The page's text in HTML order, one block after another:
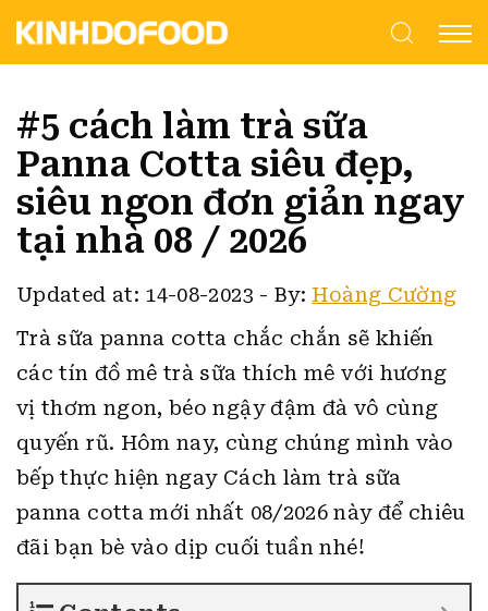
#5 cách làm trà sữa
Panna Cotta siêu đẹp,
siêu ngon đơn giản ngay
tại nhà 08 / 2026
Updated at: 14-08-2023 -By: Hoàng Cường
Trà sữa panna cotta chắc chắn sẽ khiến
các tín đồ mê trà sữa thích mê với hương
vị thơm ngon, béo ngậy đậm đà vô cùng
quyến rũ. Hôm nay, cùng chúng mình vào
bếp thực hiện ngay Cách làm trà sữa
panna cotta mới nhất 08/2026 này để chiêu
đãi bạn bè vào dịp cuối tuần nhé!